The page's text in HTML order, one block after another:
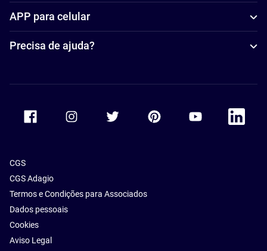
APP para celular
Precisa de ajuda?
Accor Facebook Accor TwitterAccor PinterestAccor Youtube
Accor
CGS
CGS Adagio
Termos e Condições para Associados
Dados pessoais
Cookies
Aviso Legal